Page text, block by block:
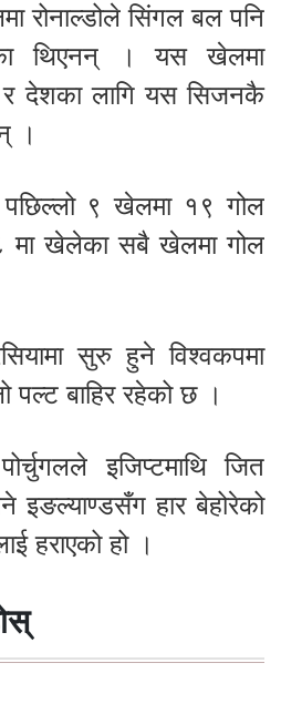
रोनाल्डोले सिंगल बल पनि
थिएनन् । यस खेलमा
र देशका लागि यस सिजनकै
।
९ खेलमा १९ गोल
मा खेलेका सबै खेलमा गोल
सुरु हुने विश्वकपमा
बाहिर रहेको छ ।
इजिप्टमाथि जित
इङल्याण्डसँग हार बेहोरेको
हराएको हो ।